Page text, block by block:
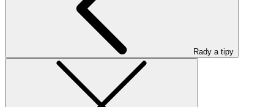
Rady a tipy